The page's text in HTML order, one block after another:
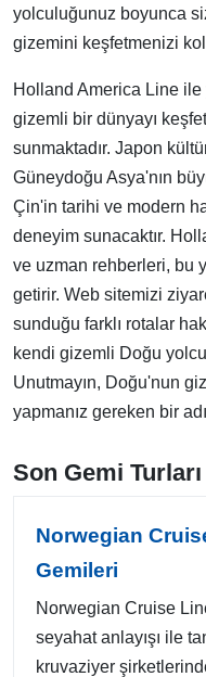
yolculuğunuz boyunca
gizemini keşfetmenizi
Holland America Line ile
gizemli bir dünyayı
sunmaktadır. Japon
Güneydoğu Asya'nın
Çin'in tarihi ve modern
deneyim sunacaktır.
ve uzman rehberleri, bu
getirir. Web sitemizi
sunduğu farklı rotalar
kendi gizemli Doğu
Unutmayın, Doğu'nun
yapmanız gereken bir
Son Gemi
Norwegian
Gemileri
Norwegian Cruise
seyahat anlayışı ile
kruvaziyer